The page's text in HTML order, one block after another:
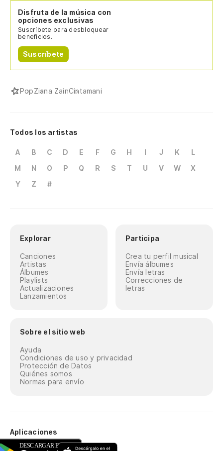
Disfruta de la música con
opciones exclusivas
Suscríbete para desbloquear
beneficios.
Suscríbete
PopZiana ZainCintamani
Todos los artistas
A B C D E F G H I J K
L
M
N O P Q R S T U V W
X
Y
Z #
Explorar
Canciones
Artistas
Álbumes
Playlists
Actualizaciones
Lanzamientos
Participa
Crea tu perfil musical
Envía álbumes
Envía letras
Correcciones de
letras
Sobre el sitio web
Ayuda
Condiciones de uso y privacidad
Protección de Datos
Quiénes somos
Normas para envío
Aplicaciones